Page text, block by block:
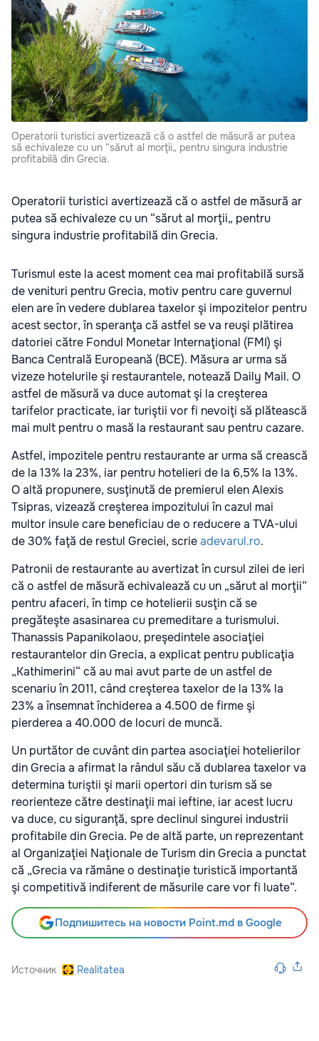
Operatorii turistici avertizează că o astfel de măsură ar putea
să echivaleze cu un “sărut al morţii„ pentru singura industrie
profitabilă din Grecia.
Operatorii turistici avertizează că o astfel de măsură ar
putea să echivaleze cu un “sărut al morţii„ pentru
singura industrie profitabilă din Grecia.
Turismul este la acest moment cea mai profitabilă sursă
de venituri pentru Grecia, motiv pentru care guvernul
elen are în vedere dublarea taxelor şi impozitelor pentru
acest sector, în speranţa că astfel se va reuşi plătirea
datoriei către Fondul Monetar Internaţional (FMI) şi
Banca Centrală Europeană (BCE). Măsura ar urma să
vizeze hotelurile şi restaurantele, notează Daily Mail. O
astfel de măsură va duce automat şi la creşterea
tarifelor practicate, iar turiştii vor fi nevoiţi să plătească
mai mult pentru o masă la restaurant sau pentru cazare.
Astfel, impozitele pentru restaurante ar urma să crească
de la 13% la 23%, iar pentru hotelieri de la 6,5% la 13%.
O altă propunere, susţinută de premierul elen Alexis
Tsipras, vizează creşterea impozitului în cazul mai
multor insule care beneficiau de o reducere a TVA-ului
de 30% faţă de restul Greciei, scrieadevarul.ro.
Patronii de restaurante au avertizat în cursul zilei de ieri
că o astfel de măsură echivalează cu un „sărut al morţii“
pentru afaceri, în timp ce hotelierii susţin că se
pregăteşte asasinarea cu premeditare a turismului.
Thanassis Papanikolaou, preşedintele asociaţiei
restaurantelor din Grecia, a explicat pentru publicaţia
„Kathimerini“ că au mai avut parte de un astfel de
scenariu în 2011, când creşterea taxelor de la 13% la
23% a însemnat închiderea a 4.500 de firme şi
pierderea a 40.000 de locuri de muncă.
Un purtător de cuvânt din partea asociaţiei hotelierilor
din Grecia a afirmat la rândul său că dublarea taxelor va
determina turiştii şi marii opertori din turism să se
reorienteze către destinaţii mai ieftine, iar acest lucru
va duce, cu siguranţă, spre declinul singurei industrii
profitabile din Grecia. Pe de altă parte, un reprezentant
al Organizaţiei Naţionale de Turism din Grecia a punctat
că „Grecia va rămâne o destinaţie turistică importantă
şi competitivă indiferent de măsurile care vor fi luate“.
Подпишитесь на новости Point.md в Google
Источник Realitatea